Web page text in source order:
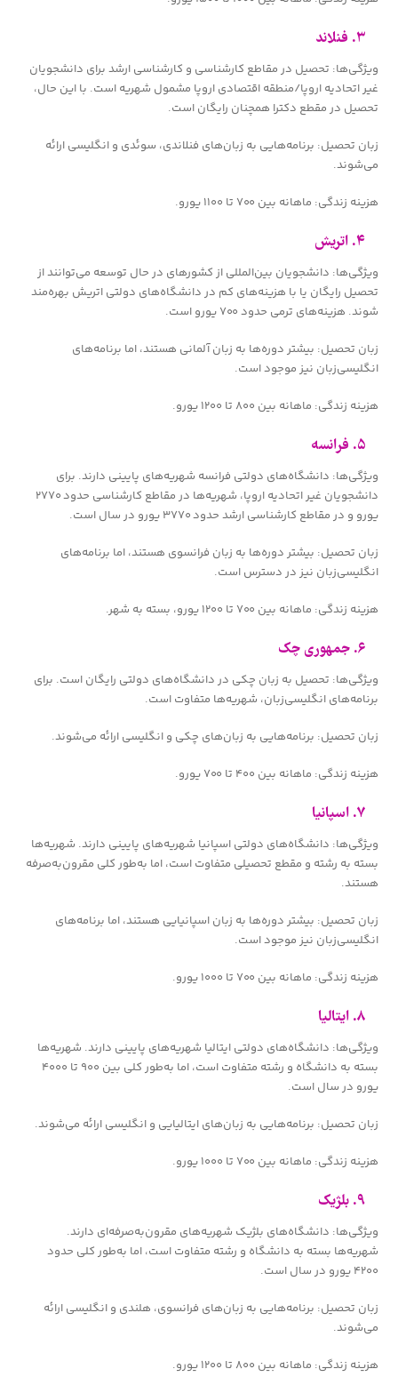
۳. فنلاند
ویژگی‌ها: تحصیل در مقاطع کارشناسی و کارشناسی ارشد برای دانشجویان
غیر اتحادیه اروپا/منطقه اقتصادی اروپا مشمول شهریه است. با این حال،
تحصیل در مقطع دکترا همچنان رایگان است.
زبان تحصیل: برنامه‌هایی به زبان‌های فنلاندی، سوئدی و انگلیسی ارائه
می‌شوند.
هزینه زندگی: ماهانه بین ۷۰۰ تا ۱۱۰۰ یورو.
۴. اتریش
ویژگی‌ها: دانشجویان بین‌المللی از کشورهای در حال توسعه می‌توانند از
تحصیل رایگان یا با هزینه‌های کم در دانشگاه‌های دولتی اتریش بهره‌مند
شوند. هزینه‌های ترمی حدود ۷۰۰ یورو است.
زبان تحصیل: بیشتر دوره‌ها به زبان آلمانی هستند، اما برنامه‌های
انگلیسی‌زبان نیز موجود است.
هزینه زندگی: ماهانه بین ۸۰۰ تا ۱۲۰۰ یورو.
۵. فرانسه
ویژگی‌ها: دانشگاه‌های دولتی فرانسه شهریه‌های پایینی دارند. برای
دانشجویان غیر اتحادیه اروپا، شهریه‌ها در مقاطع کارشناسی حدود ۲۷۷۰
یورو و در مقاطع کارشناسی ارشد حدود ۳۷۷۰ یورو در سال است.
زبان تحصیل: بیشتر دوره‌ها به زبان فرانسوی هستند، اما برنامه‌های
انگلیسی‌زبان نیز در دسترس است.
هزینه زندگی: ماهانه بین ۷۰۰ تا ۱۲۰۰ یورو، بسته به شهر.
۶. جمهوری چک
ویژگی‌ها: تحصیل به زبان چکی در دانشگاه‌های دولتی رایگان است. برای
برنامه‌های انگلیسی‌زبان، شهریه‌ها متفاوت است.
زبان تحصیل: برنامه‌هایی به زبان‌های چکی و انگلیسی ارائه می‌شوند.
هزینه زندگی: ماهانه بین ۴۰۰ تا ۷۰۰ یورو.
۷. اسپانیا
ویژگی‌ها: دانشگاه‌های دولتی اسپانیا شهریه‌های پایینی دارند. شهریه‌ها
بسته به رشته و مقطع تحصیلی متفاوت است، اما به‌طور کلی مقرون‌به‌صرفه
هستند.
زبان تحصیل: بیشتر دوره‌ها به زبان اسپانیایی هستند، اما برنامه‌های
انگلیسی‌زبان نیز موجود است.
هزینه زندگی: ماهانه بین ۷۰۰ تا ۱۰۰۰ یورو.
۸. ایتالیا
ویژگی‌ها: دانشگاه‌های دولتی ایتالیا شهریه‌های پایینی دارند. شهریه‌ها
بسته به دانشگاه و رشته متفاوت است، اما به‌طور کلی بین ۹۰۰ تا ۴۰۰۰
یورو در سال است.
زبان تحصیل: برنامه‌هایی به زبان‌های ایتالیایی و انگلیسی ارائه می‌شوند.
هزینه زندگی: ماهانه بین ۷۰۰ تا ۱۰۰۰ یورو.
۹. بلژیک
ویژگی‌ها: دانشگاه‌های بلژیک شهریه‌های مقرون‌به‌صرفه‌ای دارند.
شهریه‌ها بسته به دانشگاه و رشته متفاوت است، اما به‌طور کلی حدود
۴۲۰۰ یورو در سال است.
زبان تحصیل: برنامه‌هایی به زبان‌های فرانسوی، هلندی و انگلیسی ارائه
می‌شوند.
هزینه زندگی: ماهانه بین ۸۰۰ تا ۱۲۰۰ یورو.